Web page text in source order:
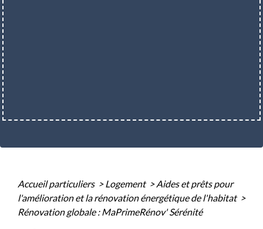
Accueil particuliers > Logement > Aides et prêts pour
l'amélioration et la rénovation énergétique de l'habitat >
Rénovation globale : MaPrimeRénov' Sérénité